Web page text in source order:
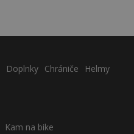
Doplnky Chrániče
Helmy
Kam na bike